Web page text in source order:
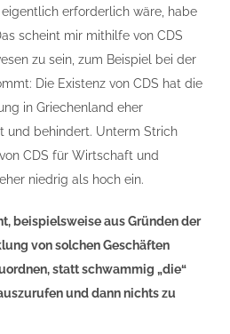
erforderlich wäre, habe
scheint mir mithilfe von CDS
zu sein, zum Beispiel bei der
Die Existenz von CDS hat die
in Griechenland eher
und behindert. Unterm Strich
CDS für Wirtschaft und
niedrig als hoch ein.
beispielsweise aus Gründen der
von solchen Geschäften
statt schwammig „die“
und dann nichts zu